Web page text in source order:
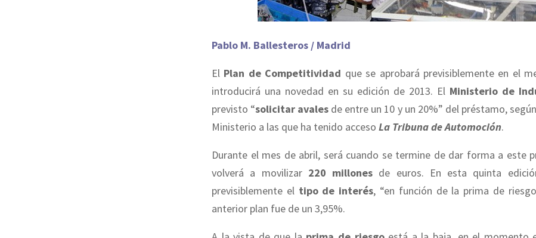
Pablo M. Ballesteros / Madrid
El Plan de Competitividad que se aprobará previsiblemente en el
introducirá una novedad en su edición de 2013. El Ministerio de
previsto “solicitar avales de entre un 10 y un 20%” del préstamo,
Ministerio a las que ha tenido acceso La Tribunade Automoción.
Durante el mes de abril, será cuando se termine de dar forma a este
volverá a movilizar 220 millones de euros. En esta quinta
previsiblemente el tipo de interés, “en función de la prima de
anterior plan fue de un 3,95%.